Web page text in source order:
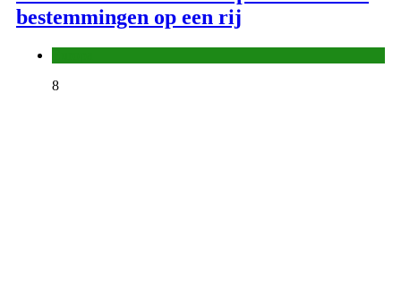
bestemmingen op een rij
8